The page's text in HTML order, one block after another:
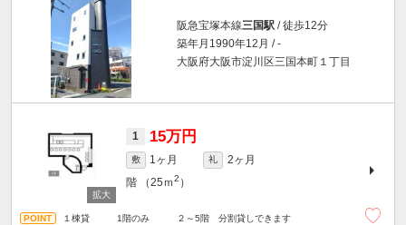
阪急宝塚本線三国駅 / 徒歩12分
築年月1990年12月 / -
大阪府大阪市淀川区三国本町１丁目
1 15万円
敷 1ヶ月 礼
2ヶ月
階
（25ｍ2 ）
１棟貸 1階のみ ２～5階 分割貸しできます